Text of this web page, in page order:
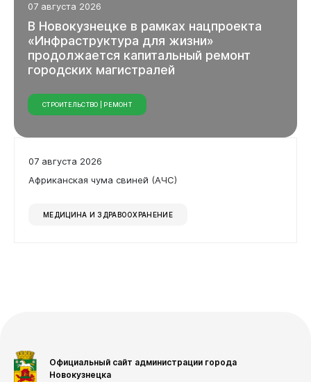
07 августа 2026
книжки
СОЦФОНД | СОЦПОДДЕРЖКА
В Новокузнецке в рамках нацпроекта
07 августа 2026
Африканская чума свиней (АЧС)